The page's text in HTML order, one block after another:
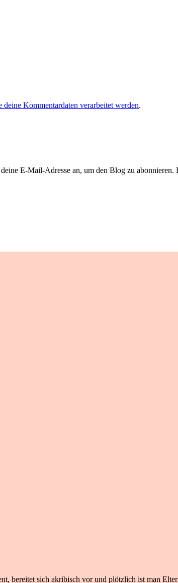
deine Kommentardaten verarbeitet werden.
E-Mail-Adresse an, um den Blog zu
bereitet sich akribisch vor und plötzlich ist man